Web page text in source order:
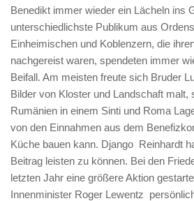
Benedikt immer wieder ein Lächeln ins
unterschiedlichste Publikum aus
Einheimischen und Koblenzern, die
nachgereist waren, spendeten immer
Beifall. Am meisten freute sich Bruder
Bilder von Kloster und Landschaft malt,
Rumänien in einem Sinti und Roma
von den Einnahmen aus dem
Küche bauen kann. Django Reinhardt
Beitrag leisten zu können. Bei den
letzten Jahr eine größere Aktion
Innenminister Roger Lewentz